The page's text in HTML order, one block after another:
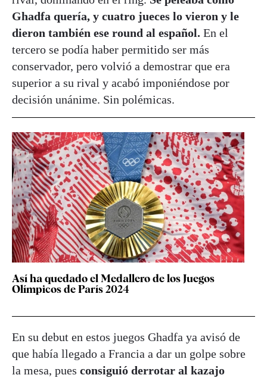
Ghadfa quería, y cuatro jueces lo vieron y le
dieron también ese round al español. En el
tercero se podía haber permitido ser más
conservador, pero volvió a demostrar que era
superior a su rival y acabó imponiéndose por
decisión unánime. Sin polémicas.
Así ha quedado el Medallero de los Juegos
Olímpicos de París 2024
En su debut en estos juegos Ghadfa ya avisó de
que había llegado a Francia a dar un golpe sobre
la mesa, pues consiguió derrotar al kazajo